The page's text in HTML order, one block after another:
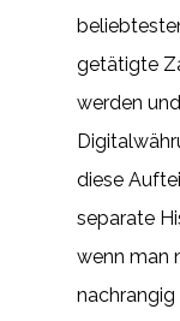
getätigte
werden
diese
separate
wenn man